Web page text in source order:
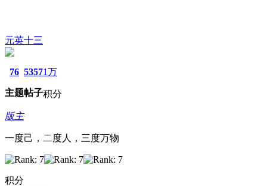
元英十三
76
主题
5357
帖子
1万
积分
版主
一度己，二度人，三度万物
积分